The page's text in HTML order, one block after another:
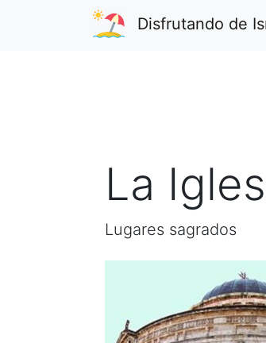
Disfrutando de
La
Lugares sagrados